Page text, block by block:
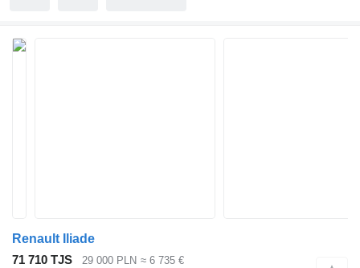
Renault Iliade
71 710 TJS
29 000 PLN ≈ 6 735 €